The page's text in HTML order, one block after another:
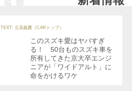
TEXT: 立花義鷹（CARトップ）
このスズキ愛はヤバすぎ
る！ 50台ものスズキ車を
所有してきた京大卒エンジ
ニアが「ワイドアルト」に
命をかけるワケ